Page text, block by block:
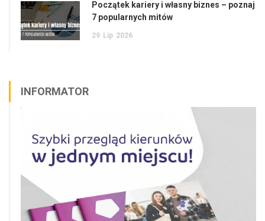
Początek kariery i własny biznes – poznaj
7 popularnych mitów
29 Lip 2026
INFORMATOR